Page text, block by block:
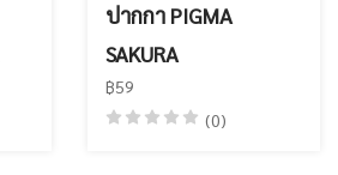
ปากกา PIGMA
SAKURA
฿59
(0)